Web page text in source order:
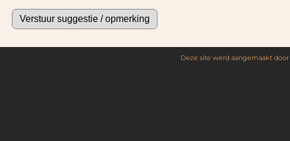
Deze site werd aangemaakt door